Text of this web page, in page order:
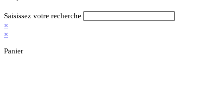
Rechercher
sur
ce
Saisissez votre recherche
×
×
Panier